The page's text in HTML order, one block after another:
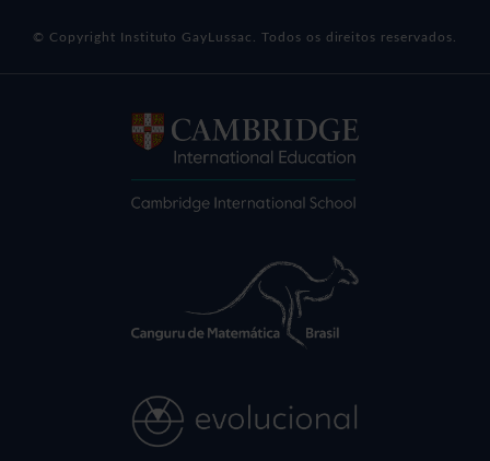
© Copyright Instituto GayLussac. Todos os direitos reservados.